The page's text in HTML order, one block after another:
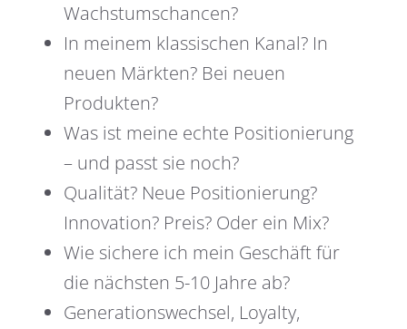
Wachstumschancen?
In meinem klassischen Kanal? In
neuen Märkten? Bei neuen
Produkten?
Was ist meine echte Positionierung
– und passt sie noch?
Qualität? Neue Positionierung?
Innovation? Preis? Oder ein Mix?
Wie sichere ich mein Geschäft für
die nächsten 5-10 Jahre ab?
Generationswechsel, Loyalty,